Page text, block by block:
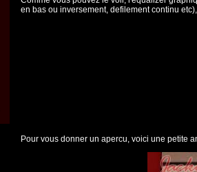
en bas ou inversement, defilement continu
Pour vous donner un apercu, voici une petite